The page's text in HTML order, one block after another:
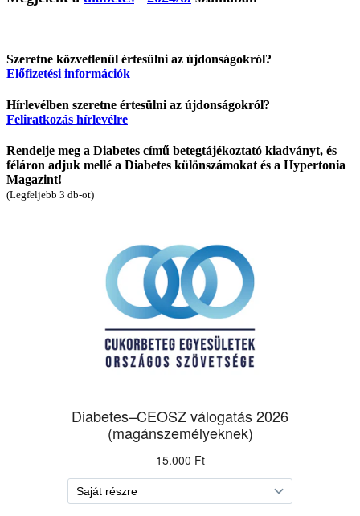
Szeretne közvetlenül értesülni az újdonságokról?
Előfizetési információk
Hírlevélben szeretne értesülni az újdonságokról?
Feliratkozás hírlevélre
Rendelje meg a Diabetes című betegtájékoztató kiadványt, és
féláron adjuk mellé a Diabetes különszámokat és a Hypertonia
Magazint!
(Legfeljebb 3 db-ot)